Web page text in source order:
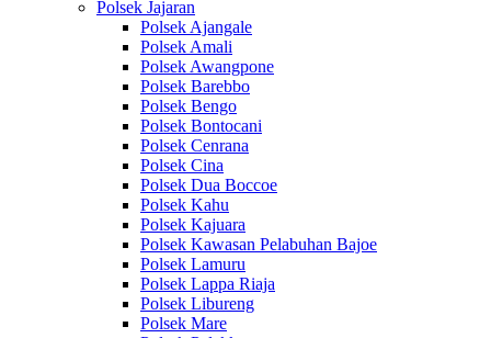
Polsek Jajaran
Polsek Ajangale
Polsek Amali
Polsek Awangpone
Polsek Barebbo
Polsek Bengo
Polsek Bontocani
Polsek Cenrana
Polsek Cina
Polsek Dua Boccoe
Polsek Kahu
Polsek Kajuara
Polsek Kawasan Pelabuhan Bajoe
Polsek Lamuru
Polsek Lappa Riaja
Polsek Libureng
Polsek Mare